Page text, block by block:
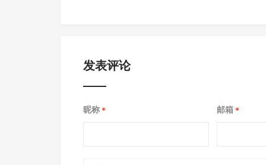
发表评论
昵称 * 邮箱 *